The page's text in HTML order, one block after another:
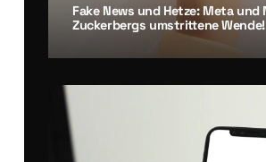
Fake News und Het­ze: Meta und
Zucker­bergs umstrit­te­ne Wen­de!